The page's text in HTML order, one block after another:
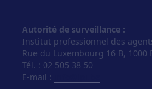
Autorité de surveillance :
Institut professionnel des
Rue du Luxembourg 16 B, 1000
Tél. : 02 505 38 50
E-mail :